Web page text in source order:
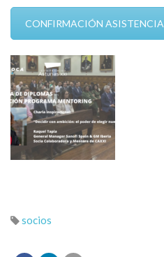
CONFIRMACIÓN ASISTENCIA
socios